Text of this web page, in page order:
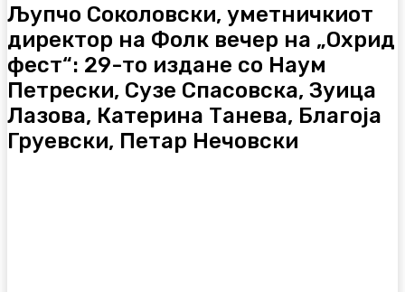
Љупчо Соколовски, уметничкиот
директор на Фолк вечер на „Охрид
фест“: 29-то издане со Наум
Петрески, Сузе Спасовска, Зуица
Лазова, Катерина Танева, Благоја
Груевски, Петар Нечовски